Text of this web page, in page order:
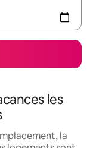
les
la